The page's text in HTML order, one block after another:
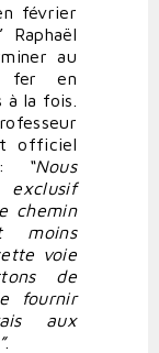
février
Raphaël
au
fer en
la fois.
officiel
:
“Nous
exclusif
chemin
moins
voie
de
fournir
aux
.